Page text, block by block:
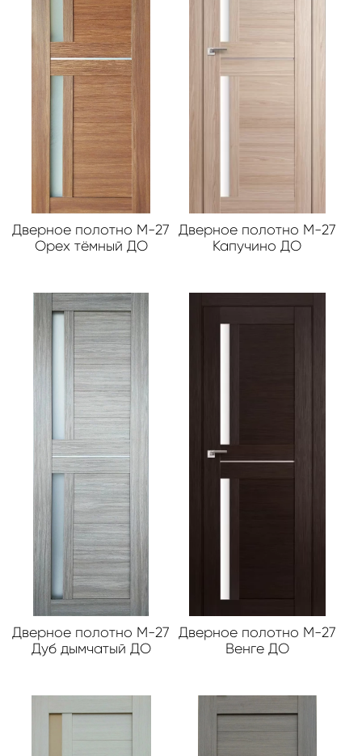
Дверное полотно М-27
Орех тёмный ДО
Дверное полотно М-27
Капучино ДО
Дверное полотно М-27
Дуб дымчатый ДО
Дверное полотно М-27
Венге ДО